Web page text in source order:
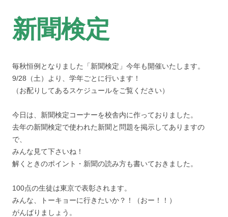
新聞検定
毎秋恒例となりました「新聞検定」今年も開催いたします。
9/28（土）より、学年ごとに行います！
（お配りしてあるスケジュールをご覧ください）
今日は、新聞検定コーナーを校舎内に作っておりました。
去年の新聞検定で使われた新聞と問題を掲示してありますの
で、
みんな見て下さいね！
解くときのポイント・新聞の読み方も書いておきました。
100点の生徒は東京で表彰されます。
みんな、トーキョーに行きたいか？！（おー！！）
がんばりましょう。